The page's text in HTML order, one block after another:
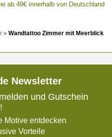
ab 49€ innerhalb von Deutschland
» Wandtattoo Zimmer mit Meerblick
Newsletter
und Gutschein
Motive entdecken
Vorteile